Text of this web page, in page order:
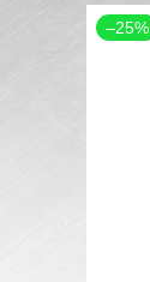
–25%